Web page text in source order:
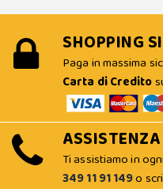
SHOPPING
Paga in massima
Carta di Credito
Ti assistiamo in
349 11 91 149o